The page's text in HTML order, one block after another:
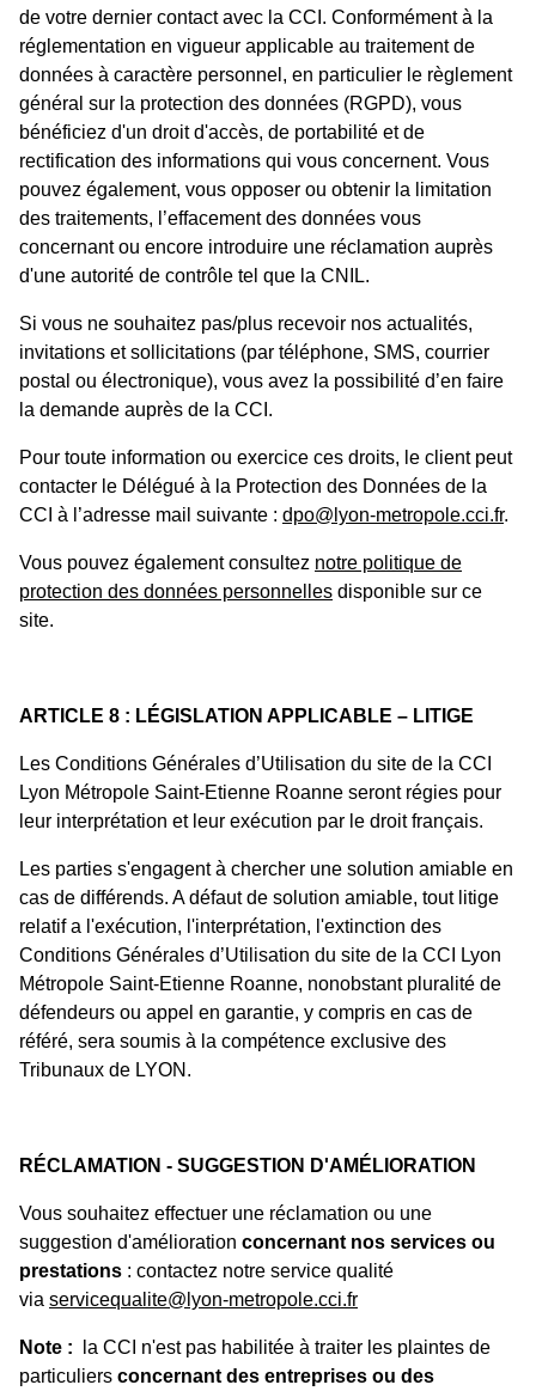
de votre dernier contact avec la CCI. Conformément à la
réglementation en vigueur applicable au traitement de
données à caractère personnel, en particulier le règlement
général sur la protection des données (RGPD), vous
bénéficiez d'un droit d'accès, de portabilité et de
rectification des informations qui vous concernent. Vous
pouvez également, vous opposer ou obtenir la limitation
des traitements, l’effacement des données vous
concernant ou encore introduire une réclamation auprès
d'une autorité de contrôle tel que la CNIL.
Si vous ne souhaitez pas/plus recevoir nos actualités,
invitations et sollicitations (par téléphone, SMS, courrier
postal ou électronique), vous avez la possibilité d’en faire
la demande auprès de la CCI.
Pour toute information ou exercice ces droits, le client peut
contacter le Délégué à la Protection des Données de la
CCI à l’adresse mail suivante : dpo@lyon-metropole.cci.fr.
Vous pouvez également consultez notre politique de
protection des données personnelles disponible sur ce
site.
ARTICLE 8 : LÉGISLATION APPLICABLE – LITIGE
Les Conditions Générales d’Utilisation du site de la CCI
Lyon Métropole Saint-Etienne Roanne seront régies pour
leur interprétation et leur exécution par le droit français.
Les parties s'engagent à chercher une solution amiable en
cas de différends. A défaut de solution amiable, tout litige
relatif a l'exécution, l'interprétation, l'extinction des
Conditions Générales d’Utilisation du site de la CCI Lyon
Métropole Saint-Etienne Roanne, nonobstant pluralité de
défendeurs ou appel en garantie, y compris en cas de
référé, sera soumis à la compétence exclusive des
Tribunaux de LYON.
RÉCLAMATION - SUGGESTION D'AMÉLIORATION
Vous souhaitez effectuer une réclamation ou une
suggestion d'amélioration concernant nos services ou
prestations : contactez notre service qualité
via servicequalite@lyon-metropole.cci.fr
Note : la CCI n'est pas habilitée à traiter les plaintes de
particuliers concernant des entreprises ou des